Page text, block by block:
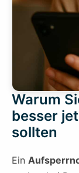
Warum
besser
sollten
Ein